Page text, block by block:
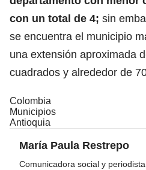
con un total de 4; sin
se encuentra el municipio
una extensión aproximada
cuadrados y alrededor de
Colombia
Municipios
Antioquia
María Paula Restrepo
Comunicadora social y